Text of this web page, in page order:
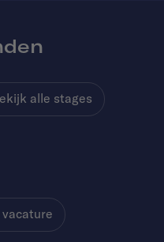
alle stages